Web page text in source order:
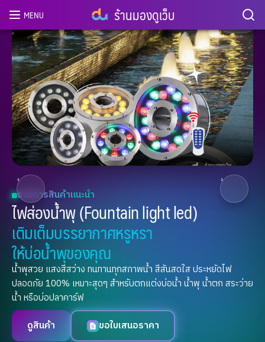
รายการสินค้าแนะนำ
ไฟส่องน้ำพุ (Fountain light led)
เติมเต็มบรรยากาศหรูหรา
ให้บ่อน้ำพุของคุณ
น้ำพุสวย แสงสีสว่าง ทนทานทุกสภาพน้ำ สีสันสดใส ประหยัดไฟ
ปลอดภัย 100% เหมาะสุดๆ สำหรับตกแต่งบ่อน้ำ น้ำพุ น้ำตก สระว่าย
น้ำ หรือบ่อปลาคาร์ฟ
ดูสินค้า
ขอใบเสนอราคา
‹ ›
/ 8
ร้านมองดูเว็บ
MENU